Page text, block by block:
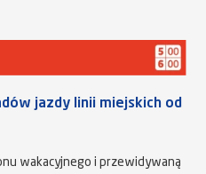
jazdy linii miejskich od
wakacyjnego i przewidywaną